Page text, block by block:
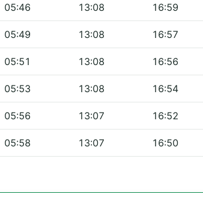
05:46 13:08 16:59
05:49 13:08 16:57
05:51 13:08 16:56
05:53 13:08 16:54
05:56 13:07 16:52
05:58 13:07 16:50